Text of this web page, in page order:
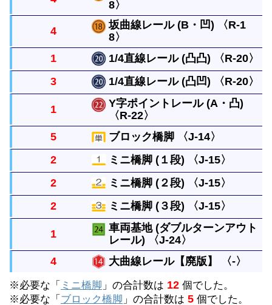
左右に分かれる曲線レール２本を背中合わせにした
8〉
曲線レールと同じ長さで１本ずつ坂を作るレールで
す。ブロック橋脚１個の高さに上げるには４本必要
です。
4
坂曲線レール (B・凹) 〈R-1
8〉
曲線レールと同じ長さで１本ずつ坂を作るレールで
す。ブロック橋脚１個の高さに上げるには４本必要
1 1/4直線レール (凸凸) 〈R-20〉
直線レールの1/4の長さの真っすぐなレールです。
つなぎ目が凸凸、凸凹、凹凹になった３種類があり
ます。
3 1/4直線レール (凸凹) 〈R-20〉
直線レールの1/4の長さの真っすぐなレールです。
つなぎ目が凸凸、凸凹、凹凹になった３種類があり
ます。
1
Y字ポイントレール (A・凸)
〈R-22〉
1/2直線の長さの幅の２本のレールを単線とつなぐ
レールです。
5 ブロック橋脚 〈J-14〉
単線の高架をつくるときにレールをささえます。上
に何段も重ねることができます。
2 ミニ橋脚 (１段) 〈J-15〉
坂曲線レールの下において使います。４個重ねると
ブロック橋脚の代わりになります。（重ねた個数別
で表示しています。）
2 ミニ橋脚 (２段) 〈J-15〉
坂曲線レールの下において使います。４個重ねると
ブロック橋脚の代わりになります。（重ねた個数別
で表示しています。）
2 ミニ橋脚 (３段) 〈J-15〉
坂曲線レールの下において使います。４個重ねると
ブロック橋脚の代わりになります。（重ねた個数別
1
車両基地 (ダブルターンアウト
レール) 〈J-24〉
す。２つに分かれるダブルターンアウトレールと、
4 大曲線レール【廃版】 〈-〉
「ふくせんプラレール」が発売される前まで、複線
※必要な「 ミニ橋脚 」の合計数は 12 個でした。
※必要な「 ブロック橋脚 」の合計数は 5 個でした。